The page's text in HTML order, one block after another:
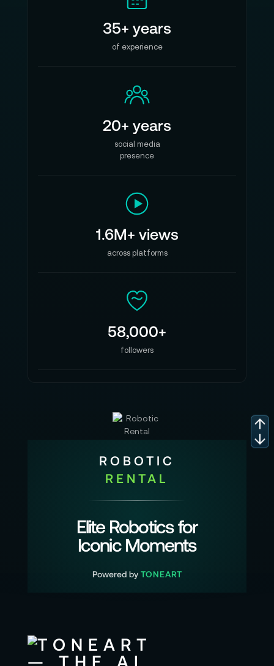
35+ years
of experience
20+ years
social media
presence
1.6M+ views
across platforms
58,000+
followers
ROBOTIC
RENTAL
Elite Robotics for
Iconic Moments
Powered by TONEART